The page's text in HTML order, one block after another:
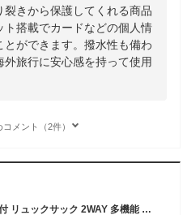
きから保護してくれる商品
搭載でカードなどの個人情
ができます。撥水性も備わ
旅行に安心感を持って使用
メント（2件）
【送料無料 あす楽】USBポート付 リュックサック 2WAY 多機能 防滴 アンチセフト ビジネス 盗難防止 ビジネスリュック リュック バックパック 肩掛け 手持ち 撥水 防刃 防犯